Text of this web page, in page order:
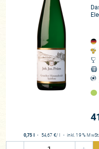
weltweit höchste
Sonnenuhr besitzt das
Lagen in Graach
Bernkastel (Badstube und
ausschließlich Rieslinge
vom Kabinett bis zur
Jahrgang zulässt. Ziert
man davon ausgehen,
Trauben, im Wein
Was manche
Jugend vielleicht als
Gärung mit wilden Hefen
viele spontan vergorene
0,75 l ・ 54,67 €/ l ・inkl. 19 % MwSt.